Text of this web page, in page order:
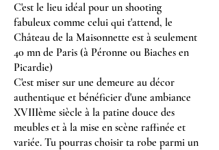
C'est le lieu idéal pour un shooting
fabuleux comme celui qui t'attend, le
Château de la Maisonnette est à seulement
40 mn de Paris (à Péronne ou Biaches en
Picardie)
C'est miser sur une demeure au décor
authentique et bénéficier d'une ambiance
XVIIIème siècle à la patine douce des
meubles et à la mise en scène raffinée et
variée. Tu pourras choisir ta robe parmi un